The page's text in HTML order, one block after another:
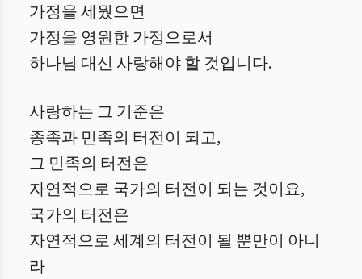
가정을 세웠으면
가정을 영원한 가정으로서
하나님 대신 사랑해야 할 것입니다.
사랑하는 그 기준은
종족과 민족의 터전이 되고,
그 민족의 터전은
자연적으로 국가의 터전이 되는 것이요,
국가의 터전은
자연적으로 세계의 터전이 될 뿐만이 아니
라